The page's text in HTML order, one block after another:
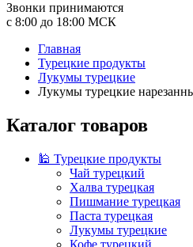
Звонки принимаются
с 8:00 до 18:00 МСК
Главная
Турецкие продукты
Лукумы турецкие
Лукумы турецкие
Каталог товаров
🕌 Турецкие продукты
Чай турецкий
Халва турецкая
Пишмание турецкая
Паста турецкая
Лукумы турецкие
Кофе турецкий